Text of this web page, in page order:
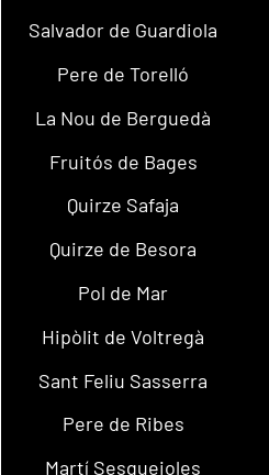
Salvador de Guardiola
Pere de Torelló
La Nou de Berguedà
Fruitós de Bages
Quirze Safaja
Quirze de Besora
Pol de Mar
Hipòlit de Voltregà
Sant Feliu Sasserra
Pere de Ribes
Martí Sesgueioles